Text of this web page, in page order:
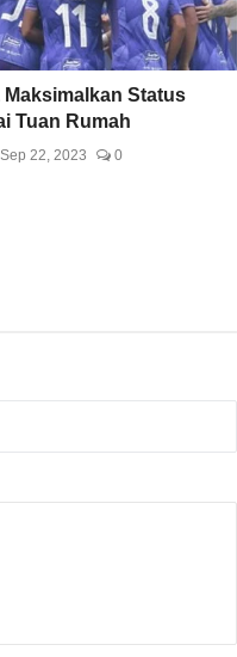
Maksimalkan Status
Tuan Rumah
Sep 22, 2023 0